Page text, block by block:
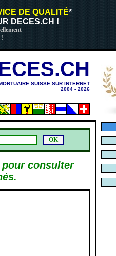
DE QUALITÉ*
DECES.CH !
SUISSE SUR INTERNET
2004 - 2026
pour consulter